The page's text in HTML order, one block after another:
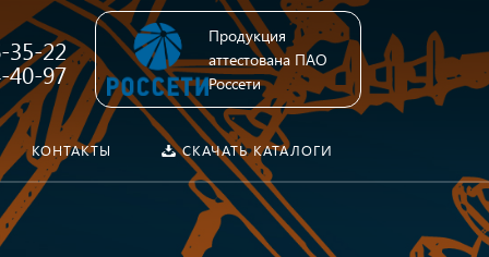
35-22
40-97
Продукция
аттестована ПАО
Россети
КОНТАКТЫ СКАЧАТЬ КАТАЛОГИ